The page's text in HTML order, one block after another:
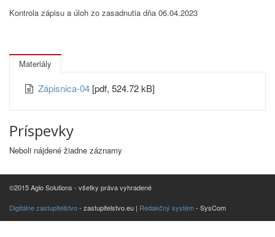
Kontrola zápisu a úloh zo zasadnutia dňa 06.04.2023
Materiály
Zápisnica-04 [pdf, 524.72 kB]
Príspevky
Neboli nájdené žiadne záznamy
©2015 Aglo Solutions - všetky práva vyhradené
Digitálne zastupiteľstvo- zastupitelstvo.eu | Redakčný systém- SysCom